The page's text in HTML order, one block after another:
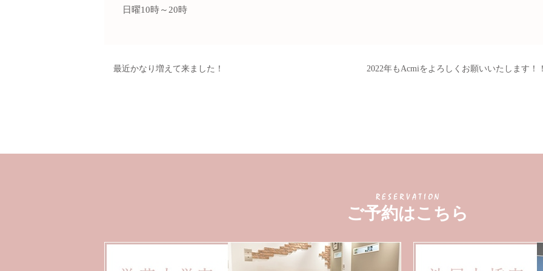
日曜10時～20時
最近かなり増えて来ました！ 2022年もAcmiをよろしくお願いいたします！
ご予約はこちら